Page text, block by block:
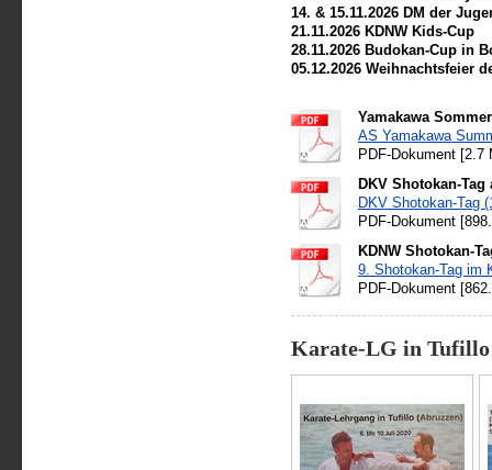
14. & 15.11.2026 DM der
21.11.2026 KDNW Kids-Cup
28.11.2026 Budokan-Cup in
05.12.2026 Weihnachtsfeier
Yamakawa
AS Yamakawa
PDF-Dokument [2.7
DKV Shotokan-
DKV Shotokan-Tag
PDF-Dokument
KDNW Shotokan-
9. Shotokan-Tag im
PDF-Dokument
Karate-LG in Tufillo